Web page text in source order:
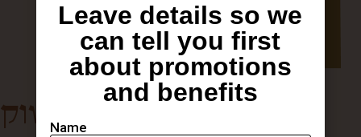
קופסא מהשוק
Leave details so we
can tell you first
about promotions
and benefits
Name